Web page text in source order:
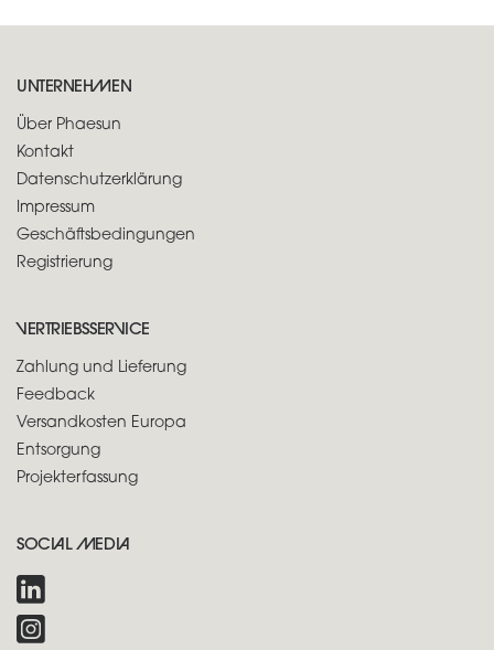
UNTERNEHMEN
Über Phaesun
Kontakt
Datenschutzerklärung
Impressum
Geschäftsbedingungen
Registrierung
VERTRIEBSSERVICE
Zahlung und Lieferung
Feedback
Versandkosten Europa
Entsorgung
Projekterfassung
SOCIAL MEDIA